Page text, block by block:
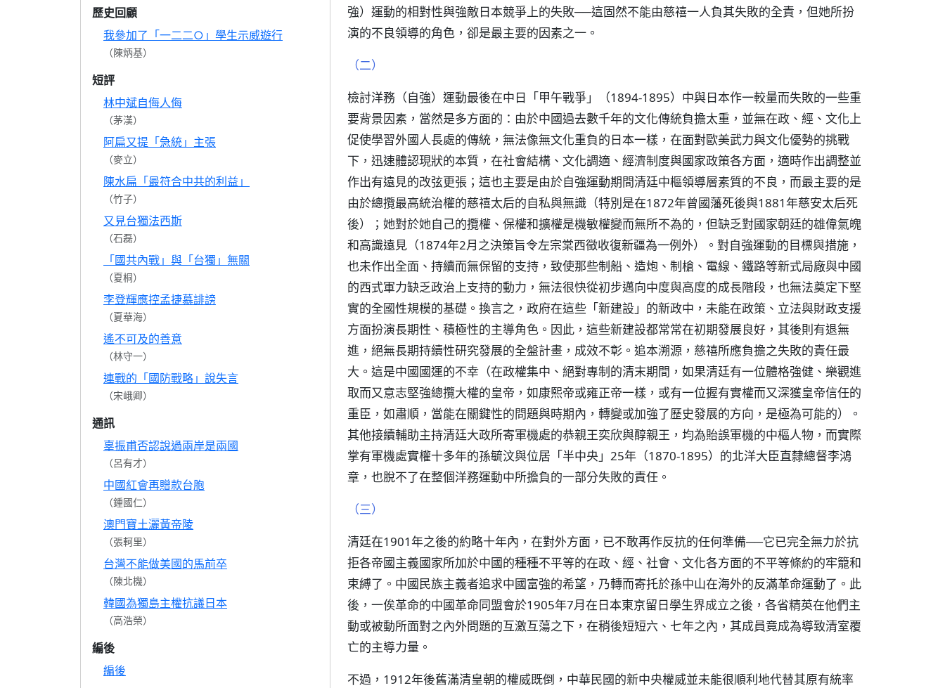
歷史回顧
我參加了「一二二○」學生示威遊行
（陳炳基）
短評
林中斌自侮人侮
（茅漢）
阿扁又提「急統」主張
（麥立）
陳水扁「最符合中共的利益」
（竹子）
又見台獨法西斯
（石磊）
「國共內戰」與「台獨」無關
（夏桐）
李登輝應控孟捷慕誹謗
（夏華海）
遙不可及的善意
（林守一）
連戰的「國防戰略」說失言
（宋峨卿）
通訊
辜振甫否認說過兩岸是兩國
（呂有才）
中國紅會再贈款台胞
（鍾國仁）
澳門寶土灑黃帝陵
（張軻里）
台灣不能做美國的馬前卒
（陳北機）
韓國為獨島主權抗議日本
（高浩榮）
編後
編後
強）運動的相對性與強敵日本競爭上的失敗──這固然不能由慈禧一人負其失敗的全責，但她所扮
演的不良領導的角色，卻是最主要的因素之一。
（二）
檢討洋務（自強）運動最後在中日「甲午戰爭」（1894-1895）中與日本作一較量而失敗的一些重
要背景因素，當然是多方面的：由於中國過去數千年的文化傳統負擔太重，並無在政、經、文化上
促使學習外國人長處的傳統，無法像無文化重負的日本一樣，在面對歐美武力與文化優勢的挑戰
下，迅速體認現狀的本質，在社會結構、文化調適、經濟制度與國家政策各方面，適時作出調整並
作出有遠見的改弦更張；這也主要是由於自強運動期間清廷中樞領導層素質的不良，而最主要的是
由於總攬最高統治權的慈禧太后的自私與無識（特別是在1872年曾國藩死後與1881年慈安太后死
後）；她對於她自己的攬權、保權和擴權是機敏權變而無所不為的，但缺乏對國家朝廷的雄偉氣魄
和高識遠見（1874年2月之決策旨令左宗棠西徵收復新疆為一例外）。對自強運動的目標與措施，
也未作出全面、持續而無保留的支持，致使那些制船、造炮、制槍、電線、鐵路等新式局廠與中國
的西式軍力缺乏政治上支持的動力，無法很快從初步邁向中度與高度的成長階段，也無法奠定下堅
實的全國性規模的基礎。換言之，政府在這些「新建設」的新政中，未能在政策、立法與財政支援
方面扮演長期性、積極性的主導角色。因此，這些新建設都常常在初期發展良好，其後則有退無
進，絕無長期持續性研究發展的全盤計畫，成效不彰。追本溯源，慈禧所應負擔之失敗的責任最
大。這是中國國運的不幸（在政權集中、絕對專制的清末期間，如果清廷有一位體格強健、樂觀進
取而又意志堅強總攬大權的皇帝，如康熙帝或雍正帝一樣，或有一位握有實權而又深獲皇帝信任的
重臣，如肅順，當能在關鍵性的問題與時期內，轉變或加強了歷史發展的方向，是極為可能的）。
其他接續輔助主持清廷大政所寄軍機處的恭親王奕欣與醇親王，均為貽誤軍機的中樞人物，而實際
掌有軍機處實權十多年的孫毓汶與位居「半中央」25年（1870-1895）的北洋大臣直隸總督李鴻
章，也脫不了在整個洋務運動中所擔負的一部分失敗的責任。
（三）
清廷在1901年之後的約略十年內，在對外方面，已不敢再作反抗的任何準備──它已完全無力於抗
拒各帝國主義國家所加於中國的種種不平等的在政、經、社會、文化各方面的不平等條約的牢籠和
束縛了。中國民族主義者追求中國富強的希望，乃轉而寄托於孫中山在海外的反滿革命運動了。此
後，一俟革命的中國革命同盟會於1905年7月在日本東京留日學生界成立之後，各省精英在他們主
動或被動所面對之內外問題的互激互蕩之下，在稍後短短六、七年之內，其成員竟成為導致清室覆
亡的主導力量。
不過，1912年後舊滿清皇朝的權威既倒，中華民國的新中央權威並未能很順利地代替其原有統率